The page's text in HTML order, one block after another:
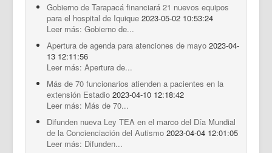
Gobierno de Tarapacá financiará 21 nuevos equipos
para el hospital de Iquique 2023-05-02 10:53:24
Leer más: Gobierno de...
Apertura de agenda para atenciones de mayo 2023-04-
13 12:11:56
Leer más: Apertura de...
Más de 70 funcionarios atienden a pacientes en la
extensión Estadio 2023-04-10 12:18:42
Leer más: Más de 70...
Difunden nueva Ley TEA en el marco del Día Mundial
de la Concienciación del Autismo 2023-04-04 12:01:05
Leer más: Difunden...